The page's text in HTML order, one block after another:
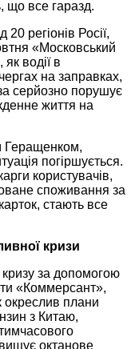
що все гаразд.
регіонів Росії,
«Московський
водії в
на заправках,
серйозно порушує
життя на
Геращенком,
погіршується.
користувачів,
споживання за
стають все
кризи
за допомогою
«Коммерсант»,
окреслив плани
з Китаю,
октанове